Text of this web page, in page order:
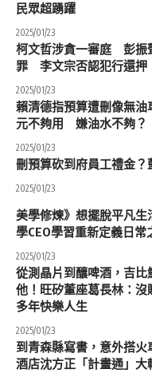
民眾超踴躍
2025/01/23
柯文哲涉貪一審庭 彭振
罪 李文宗否認犯行還押
2025/01/23
賴清德指預算遭刪像無
元不夠用 嫌油水不夠？
2025/01/23
刪預算砍到府員工禮金？
2025/01/23
美學修煉》想擺脫平凡生
學CEO學習重新定義日常
2025/01/23
從測晶片到釀啤酒，吉比
他！旺矽董座葛長林：沒
多年快樂人生
2025/01/23
到青森縣寫書，意外搭
酒店沈方正「計畫通」大